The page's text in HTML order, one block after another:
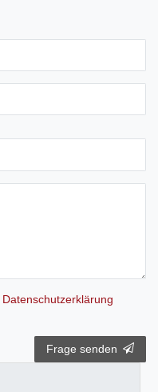
Daten­schutz­erklärung
Frage senden